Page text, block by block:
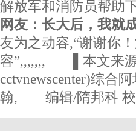
解放军和消防员帮助
网友：长大后，我就
友为之动容,“谢谢你
容”,,,,,,, ▌本文来源
cctvnewscenter)综
翰, 编辑/隋邦科